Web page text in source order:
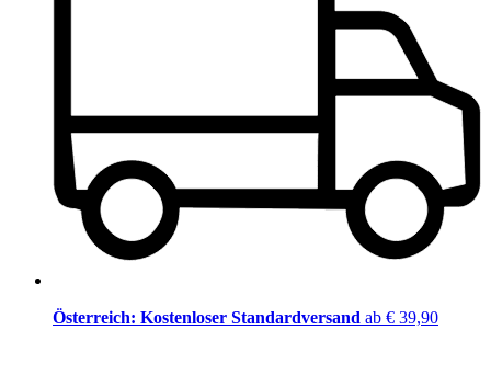
Österreich: Kostenloser Standardversand ab € 39,90